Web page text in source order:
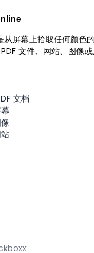
屏幕上拾取任何颜色
文件、网站、图像
文档